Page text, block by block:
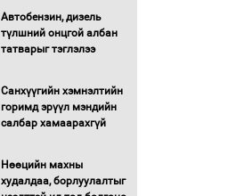
Автобензин, дизель
түлшний онцгой албан
татварыг тэглэлээ
Санхүүгийн хэмнэлтийн
горимд эрүүл мэндийн
салбар хамаарахгүй
Нөөцийн махны
худалдаа, борлуулалтыг